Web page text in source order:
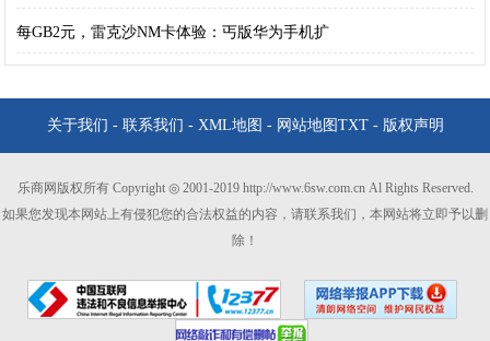
每GB2元，雷克沙NM卡体验：丐版华为手机扩
关于我们 - 联系我们 - XML地图 - 网站地图 TXT- 版权声明
乐商网版权所有 Copyright ◎ 2001-2019 http://www.6sw.com.cn Al Rights Reserved.
如果您发现本网站上有侵犯您的合法权益的内容，请联系我们，本网站将立即予以删
除！